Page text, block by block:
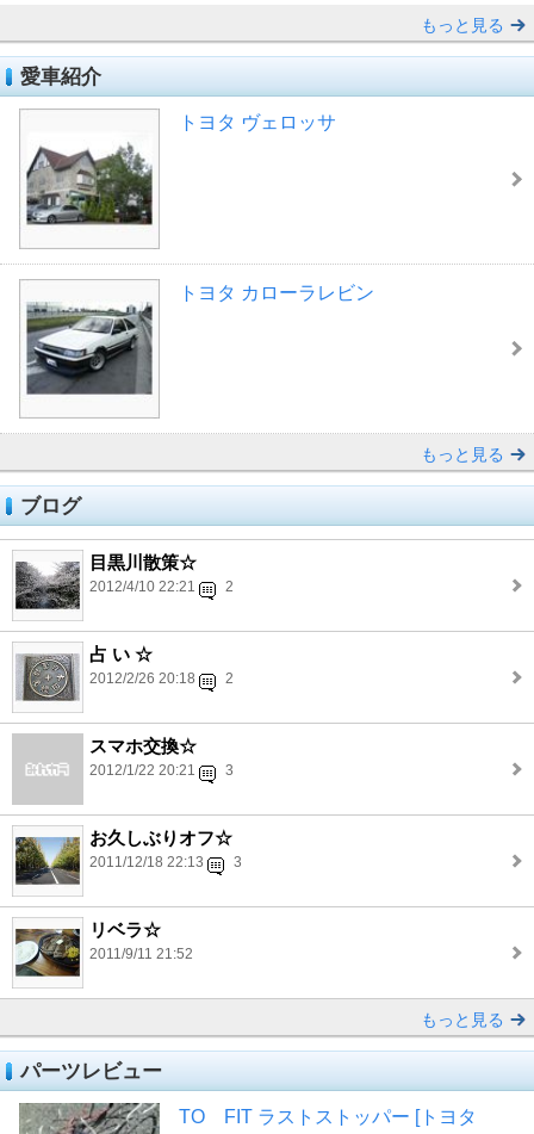
もっと見る
愛車紹介
トヨタ ヴェロッサ
トヨタ カローラレビン
もっと見る
ブログ
目黒川散策☆
2012/4/10 22:21 2
占 い ☆
2012/2/26 20:18 2
スマホ交換☆
2012/1/22 20:21 3
お久しぶりオフ☆
2011/12/18 22:13 3
リベラ☆
2011/9/11 21:52
もっと見る
パーツレビュー
TO FIT ラストストッパー [トヨタ